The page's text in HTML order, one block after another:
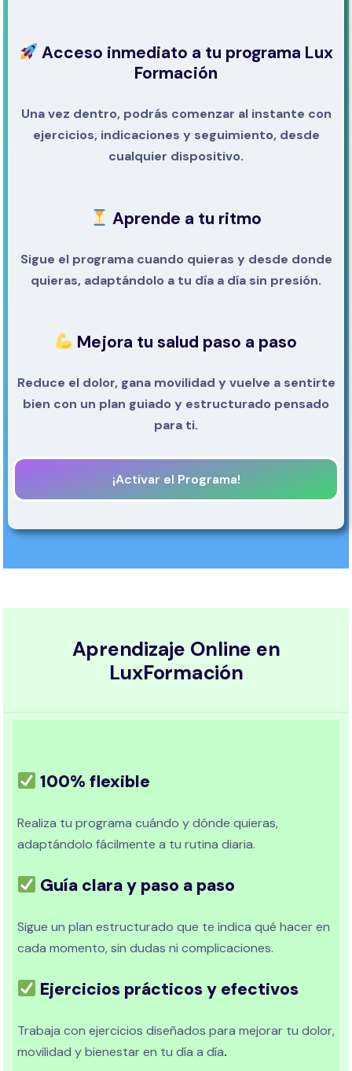
Acceso inmediato a tu programa Lux
Formación
Una vez dentro, podrás comenzar al instante con
ejercicios, indicaciones y seguimiento, desde
cualquier dispositivo.
Aprende a tu ritmo
Sigue el programa cuando quieras y desde donde
quieras, adaptándolo a tu día a día sin presión.
Mejora tu salud paso a paso
Reduce el dolor, gana movilidad y vuelve a sentirte
bien con un plan guiado y estructurado pensado
para ti.
¡Activar el Programa!
Aprendizaje Online en
LuxFormación
100% flexible
Realiza tu programa cuándo y dónde quieras,
adaptándolo fácilmente a tu rutina diaria.
Guía clara y paso a paso
Sigue un plan estructurado que te indica qué hacer en
cada momento, sin dudas ni complicaciones.
Ejercicios prácticos y efectivos
Trabaja con ejercicios diseñados para mejorar tu dolor,
movilidad y bienestar en tu día a día.